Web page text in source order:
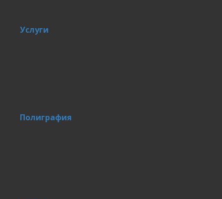
Услуги
Полиграфия